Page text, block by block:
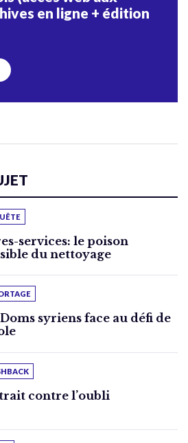
en ligne + édition
services: le poison
du nettoyage
syriens face au défi de
contre l’oubli